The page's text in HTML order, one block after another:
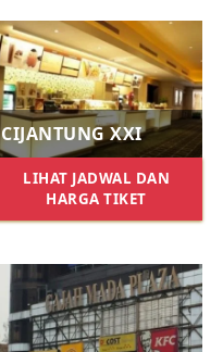
CIJANTUNG XXI
LIHAT JADWAL DAN
HARGA TIKET